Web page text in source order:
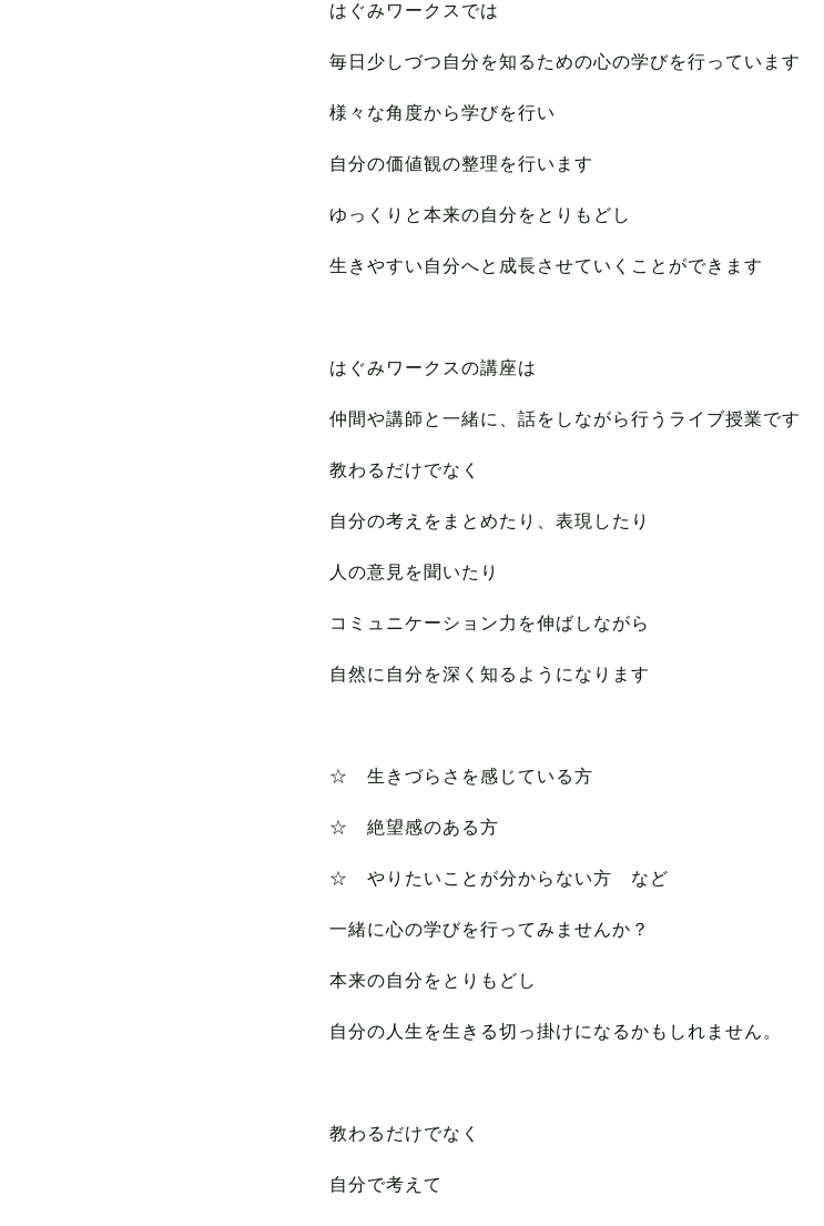
はぐみワークスでは
毎日少しづつ自分を知るための心の学びを行っています
様々な角度から学びを行い
自分の価値観の整理を行います
ゆっくりと本来の自分をとりもどし
生きやすい自分へと成長させていくことができます
はぐみワークスの講座は
仲間や講師と一緒に、話をしながら行うライブ授業です
教わるだけでなく
自分の考えをまとめたり、表現したり
人の意見を聞いたり
コミュニケーション力を伸ばしながら
自然に自分を深く知るようになります
☆ 生きづらさを感じている方
☆ 絶望感のある方
☆ やりたいことが分からない方 など
一緒に心の学びを行ってみませんか？
本来の自分をとりもどし
自分の人生を生きる切っ掛けになるかもしれません。
教わるだけでなく
自分で考えて